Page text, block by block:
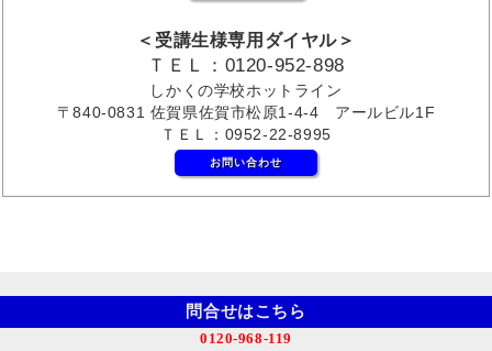
＜受講生様専用ダイヤル＞
ＴＥＬ：0120-952-898
しかくの学校ホットライン
〒840-0831 佐賀県佐賀市松原1-4-4 アールビル1F
ＴＥＬ：0952-22-8995
お問い合わせ
問合せはこちら
0120-968-119